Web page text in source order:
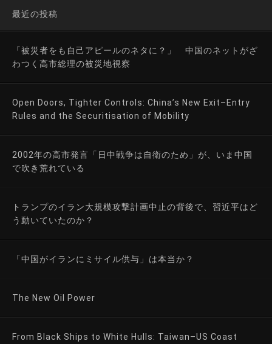
最近の投稿
「被災者をも自己アピールのネタに？」 中国のネットがざ
わつく高市総理の被災地視察
Open Doors, Tighter Controls: China’s New Exit–Entry
Rules and the Securitisation of Mobility
2002年の高市発言「日中戦争は自衛のため」が、いま中国
で吹き荒れている
トランプのイラン大規模攻撃計画中止の背後で、習近平はど
う動いていたのか？
「中国がイランにミサイル供与」は本当か？
The New Oil Power
From Black Ships to White Hulls: Taiwan–US Coast